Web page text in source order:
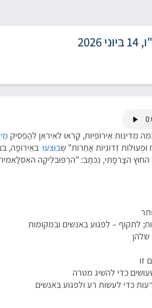
מדינוֹת אֵירוֹפִּיוֹת, קָראוּ לאִיראן להַפסיק
וּפְעוּלוֹת זְדוֹנִיוֹת אֲחֵרוֹת" שֶבּוּצעוּ בּאֵירוֹפָּה,
הצָרפָתי, נִכתַב: "הרֶפּוּבּלִיקָה
לתקוף – לפגוע באנשים ובמקומות
כדי להשיג מטרה
כדי לעשות רע ולפגוע באנשים